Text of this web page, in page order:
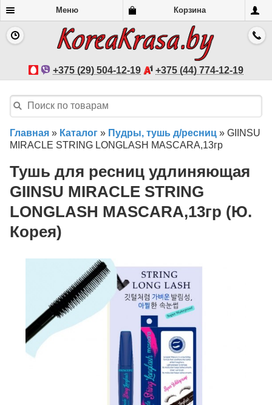
Меню Корзина
+375 (29) 504-12-19 +375 (44) 774-12-19
Главная » Каталог » Пудры, тушь д/ресниц » GIINSU
MIRACLE STRING LONGLASH MASCARA,13гр
Тушь для ресниц удлиняющая
GIINSU MIRACLE STRING
LONGLASH MASCARA,13гр (Ю.
Корея)